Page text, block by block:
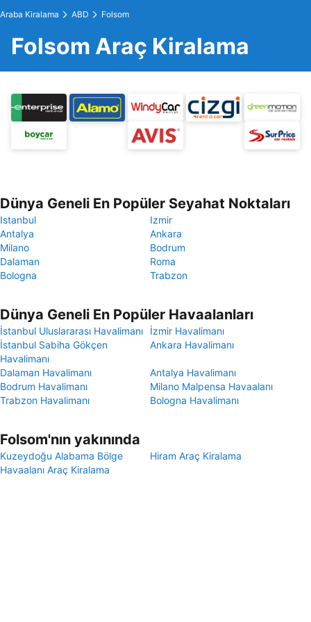
Araba Kiralama ABD Folsom
Folsom Araç Kiralama
Dünya Geneli En Popüler Seyahat Noktaları
Istanbul
Izmir
Antalya
Ankara
Milano
Bodrum
Dalaman
Roma
Bologna
Trabzon
Dünya Geneli En Popüler Havaalanları
İstanbul Uluslararası Havalimanı
İzmir Havalimanı
İstanbul Sabiha Gökçen
Havalimanı
Ankara Havalimanı
Dalaman Havalimanı
Antalya Havalimanı
Bodrum Havalimanı
Milano Malpensa Havaalanı
Trabzon Havalimanı
Bologna Havalimanı
Folsom'nın yakınında
Kuzeydoğu Alabama Bölge
Havaalanı Araç Kiralama
Hiram Araç Kiralama